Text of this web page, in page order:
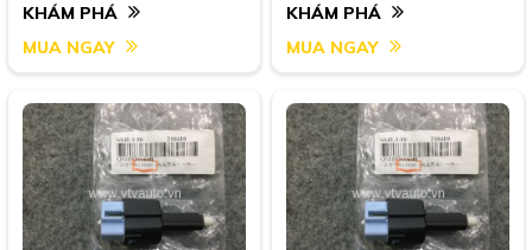
KHÁM PHÁ
MUA NGAY
KHÁM PHÁ
MUA NGAY